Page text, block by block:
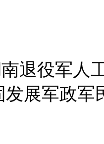
退役军人
发展军政军